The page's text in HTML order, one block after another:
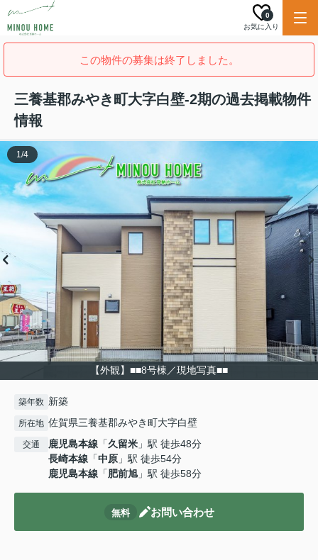
お気に入り
0
この物件の募集は終了しました。
三養基郡みやき町大字白壁-2期の過去掲載物件
情報
【外観】■■8号棟／現地写真■■
1/4
築年数 新築
所在地 佐賀県三養基郡みやき町大字白壁
交通 鹿児島本線 「久留米 」駅 徒歩48分
長崎本線 「中原 」駅 徒歩54分
鹿児島本線 「肥前旭 」駅 徒歩58分
無料 お問い合わせ